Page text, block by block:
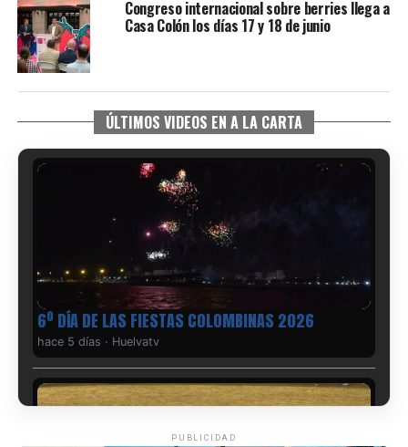
Congreso internacional sobre berries llega a
Casa Colón los días 17 y 18 de junio
ÚLTIMOS VIDEOS EN A LA CARTA
6º DÍA DE LAS FIESTAS COLOMBINAS 2026
hace 5 días · Huelvatv
PUBLICIDAD